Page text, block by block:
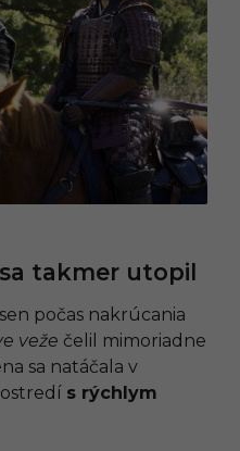
takmer utopil
počas nakrúcania
veže čelil mimoriadne
sa natáčala v
s rýchlym